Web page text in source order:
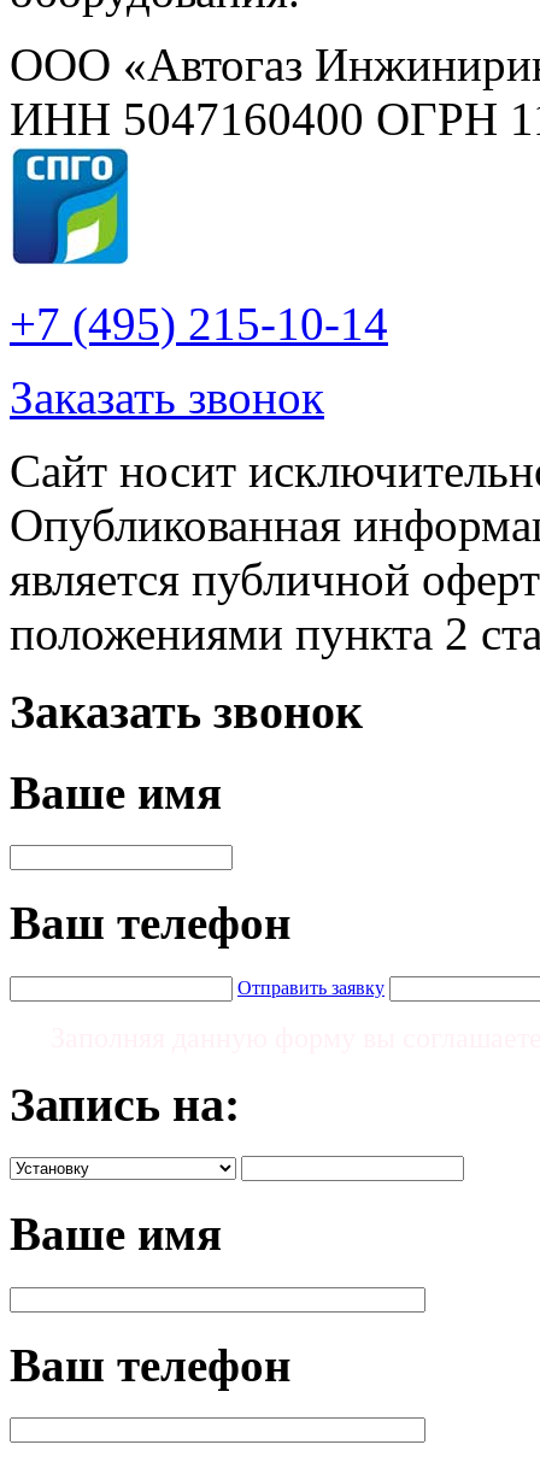
ООО «Автогаз
ИНН 5047160400 ОГРН
+7 (495) 215-10-14
Заказать звонок
Сайт носит
Опубликованная
является публичной
положениями пункта 2
Заказать звонок
Ваше имя
Ваш телефон
Отправить заявку
Запись на:
Ваше имя
Ваш телефон